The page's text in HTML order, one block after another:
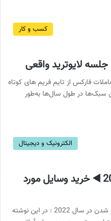
کسب و کار
فارکس از تایم فریم های کوتاه
سبک‌ها در طول سال‌ها به‌طور
الکترونیک و دیجیتال
لیست تجهیزات یوتیوب 2022 ◀️ خرید وسایل مورد
وسایل و تجهیزات مورد نیاز برای یوتیوبر شدن در سال 2022 : در این نوشته